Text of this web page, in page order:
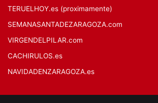
TERUELHOY.es (proximamente)
SEMANASANTADEZARAGOZA.com
VIRGENDELPILAR.com
CACHIRULOS.es
NAVIDADENZARAGOZA.es